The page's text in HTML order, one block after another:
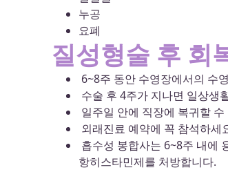
누공
요폐
질성형술 후 회
6~8주 동안 수영장에서의 수
수술 후 4주가 지나면 일상생
일주일 안에 직장에 복귀할 수
외래진료 예약에 꼭 참석하세
흡수성 봉합사는 6~8주 내에
항히스타민제를 처방합니다.